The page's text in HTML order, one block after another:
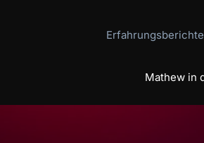
Erfahrungsberichte
Mathew in